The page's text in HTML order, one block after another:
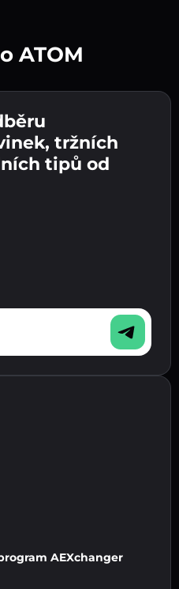
👉
👉 pokračujte k
kryptoměnu nebo
ATOM
tržních
tipů od
AEXchanger